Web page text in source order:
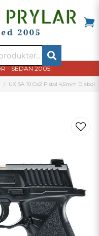
- SEDAN 2005!
UX SA 10 Co2 Pistol 4,5mm Diabol